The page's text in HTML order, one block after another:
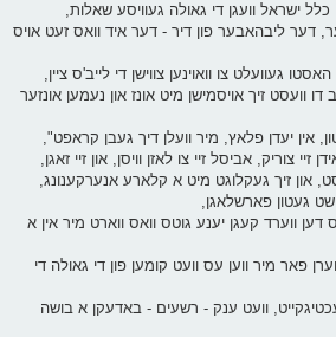
כלל ישראל וועגן די גאולה געוויסע שאלות,
ער, דער ליבהאבער פון דיר - דער איד וואס זעט אויס
געוועלט צו וואוינען צווישן די לייב'ס ציין,
דו וועסט זיך אויסמישן מיט אונז און נעמען אונזער
אין יעדן פלאץ, מיר וועלן דיך געבן קראפט",
צוריק, אביסל זיי צו לאזן וויסן, און זיי זאגן,
און זיך געקלוגט מיט א קלארע אנערקענונג,
געטון פארשלאגן,
דען ווערד קעגן יענע גוטס וואס ווארט מיר אין א
פאר מיר ווען עס וועט קומען פון די גאולה די
וועט ענק - רשעים - באדעקן א בושה